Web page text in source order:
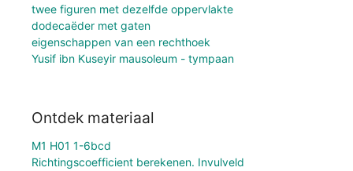
twee figuren met dezelfde oppervlakte
dodecaëder met gaten
eigenschappen van een rechthoek
Yusif ibn Kuseyir mausoleum - tympaan
Ontdek materiaal
M1 H01 1-6bcd
Richtingscoefficient berekenen. Invulveld